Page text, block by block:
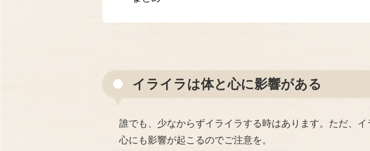
イライラは体と心に影響がある
誰でも、少なからずイライラする時はあります。ただ、
心にも影響が起こるのでご注意を。